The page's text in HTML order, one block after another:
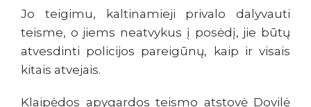
Jo teigimu, kaltinamieji privalo dalyvauti
teisme, o jiems neatvykus į posėdį, jie būtų
atvesdinti policijos pareigūnų, kaip ir visais
kitais atvejais.
Klaipėdos apygardos teismo atstovė Dovilė